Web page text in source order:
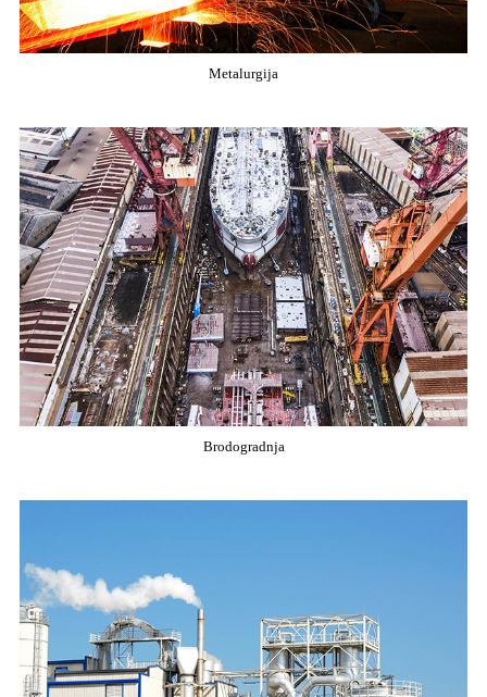
Metalurgija
Brodogradnja